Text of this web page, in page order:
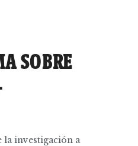
SOBRE
la investigación a